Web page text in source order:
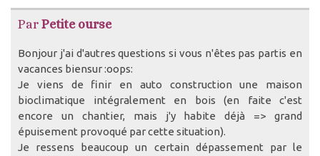
Par Petite ourse
Bonjour j'ai d'autres questions si vous n'êtes pas partis en
vacances biensur :oops:
Je viens de finir en auto construction une maison
bioclimatique intégralement en bois (en faite c'est
encore un chantier, mais j'y habite déjà => grand
épuisement provoqué par cette situation).
Je ressens beaucoup un certain dépassement par le